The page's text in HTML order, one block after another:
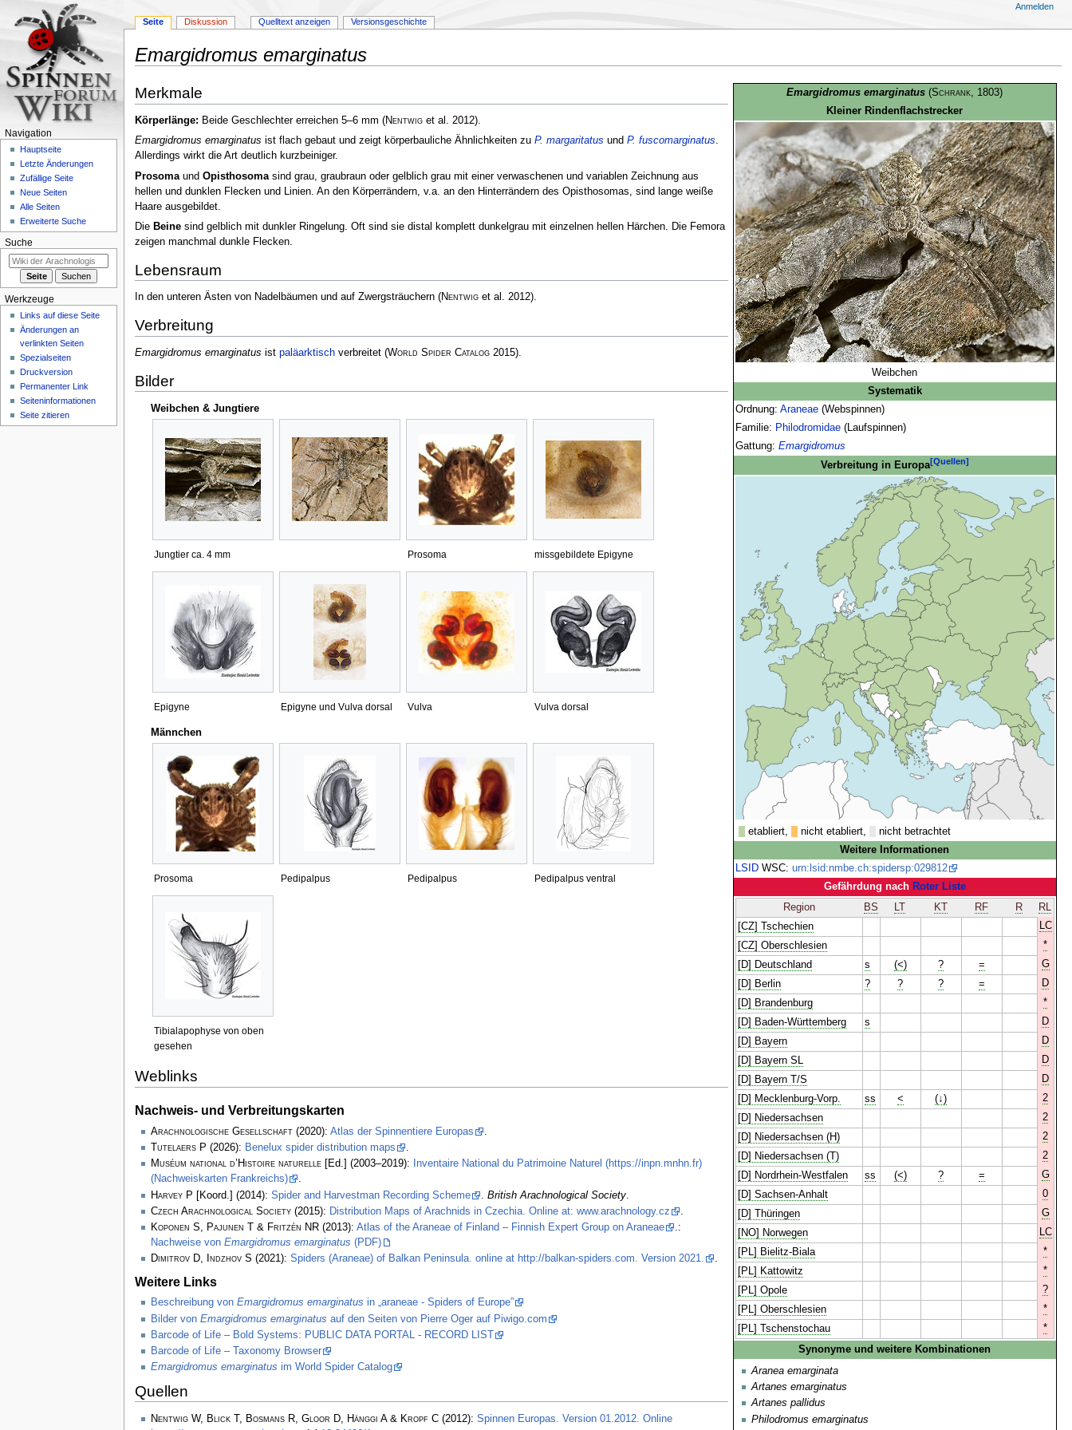
Emargidromus emarginatus
Navigation
springen
Suche
springen
Emargidromus emarginatus (Schrank, 1803)
Kleiner Rindenflachstrecker
Weibchen
Systematik
Ordnung: Araneae(Webspinnen)
Familie: Philodromidae(Laufspinnen)
Gattung: Emargidromus
Verbreitung in Europa[Quellen]
etabliert, nicht etabliert,
nicht betrachtet
Weitere Informationen
LSIDWSC: urn:lsid:nmbe.ch:spidersp:029812
Gefährdung nach Roter Liste
Region
BS LT KT RF R
RL
[CZ] Tschechien
LC
[CZ] Oberschlesien
*
[D] Deutschland
s (<) ? =
G
[D] Berlin
? ? ? =
D
[D] Brandenburg
*
[D] Baden-Württemberg
s
D
[D] Bayern
D
[D] Bayern SL
D
[D] Bayern T/S
D
[D] Mecklenburg-Vorp.
ss < (↓)
2
[D] Niedersachsen
2
[D] Niedersachsen (H)
2
[D] Niedersachsen (T)
2
[D] Nordrhein-Westfalen
ss (<) ? =
G
[D] Sachsen-Anhalt
0
[D] Thüringen
G
[NO] Norwegen
LC
[PL] Bielitz-Biala
*
[PL] Kattowitz
*
[PL] Opole
?
[PL] Oberschlesien
*
[PL] Tschenstochau
*
Synonyme und weitere Kombinationen
Aranea emarginata
Artanes emarginatus
Artanes pallidus
Philodromus emarginatus
Merkmale
Körperlänge: Beide Geschlechter erreichen 5–6 mm (Nentwiget al. 2012).
Emargidromus emarginatus ist flach gebaut und zeigt körperbauliche Ähnlichkeiten zu P. margaritatus und P. fuscomarginatus.
Allerdings wirkt die Art deutlich kurzbeiniger.
Prosomaund Opisthosomasind grau, graubraun oder gelblich grau mit einer verwaschenen und variablen Zeichnung aus
hellen und dunklen Flecken und Linien. An den Körperrändern, v.a. an den Hinterrändern des Opisthosomas, sind lange weiße
Haare ausgebildet.
Die Beinesind gelblich mit dunkler Ringelung. Oft sind sie distal komplett dunkelgrau mit einzelnen hellen Härchen. Die Femora
zeigen manchmal dunkle Flecken.
Lebensraum
In den unteren Ästen von Nadelbäumen und auf Zwergsträuchern (Nentwiget al. 2012).
Verbreitung
Emargidromus emarginatus ist paläarktischverbreitet (World Spider Catalog2015).
Bilder
Weibchen & Jungtiere
Jungtier ca. 4 mm Prosoma missgebildete Epigyne
Epigyne Epigyne und Vulva dorsal Vulva Vulva dorsal
Männchen
Prosoma Pedipalpus Pedipalpus Pedipalpus ventral
Tibialapophyse von oben
gesehen
Weblinks
Nachweis- und Verbreitungskarten
Arachnologische Gesellschaft(2020): Atlas der Spinnentiere Europas
Tutelaers P (2026): Benelux spider distribution maps
.
Muséum national d’Histoire naturelle[Ed.] (2003–2019):
Inventaire National du Patrimoine Naturel (https://inpn.mnhn.fr)
(Nachweiskarten Frankreichs)
.
Harvey P [Koord.] (2014): Spider and Harvestman Recording Scheme British Arachnological Society.
Czech Arachnological Society(2015): Distribution Maps of Arachnids in Czechia. Online at: www.arachnology.cz
.
Koponen S, Pajunen T & Fritzén NR(2013): Atlas of the Araneae of Finland – Finnish Expert Group on Araneae
.:
Nachweise von Emargidromus emarginatus (PDF)
Dimitrov D, Indzhov S (2021): Spiders (Araneae) of Balkan Peninsula. online at http://balkan-spiders.com. Version 2021. .
Weitere Links
Beschreibung von Emargidromus emarginatus in „araneae - Spiders of Europe”
Bilder von Emargidromus emarginatus auf den Seiten von Pierre Oger auf Piwigo.com
Barcode of Life – Bold Systems: PUBLIC DATA PORTAL - RECORD LIST
Barcode of Life – Taxonomy Browser
Emargidromus emarginatus im World Spider Catalog
Quellen
Nentwig W, Blick T, Bosmans R, Gloor D, Hänggi A & Kropf C(2012): Spinnen Europas. Version 01.2012. Online
Seite Diskussion Quelltext anzeigen Versionsgeschichte
Anmelden
Navigation
Hauptseite
Letzte Änderungen
Zufällige Seite
Neue Seiten
Alle Seiten
Erweiterte Suche
Suche
Werkzeuge
Links auf diese Seite
Änderungen an
verlinkten Seiten
Spezialseiten
Druckversion
Permanenter Link
Seiten­­informationen
Seite zitieren